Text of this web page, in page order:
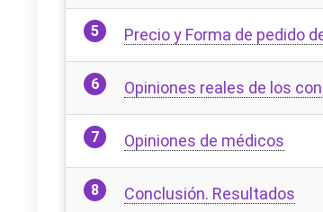
Precio y Forma de pedido
Opiniones reales de los
Opiniones de médicos
Conclusión. Resultados